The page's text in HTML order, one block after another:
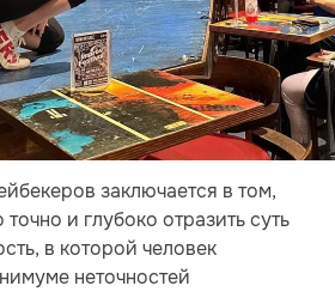
заключается в том,
и глубоко отразить суть
в которой человек
неточностей